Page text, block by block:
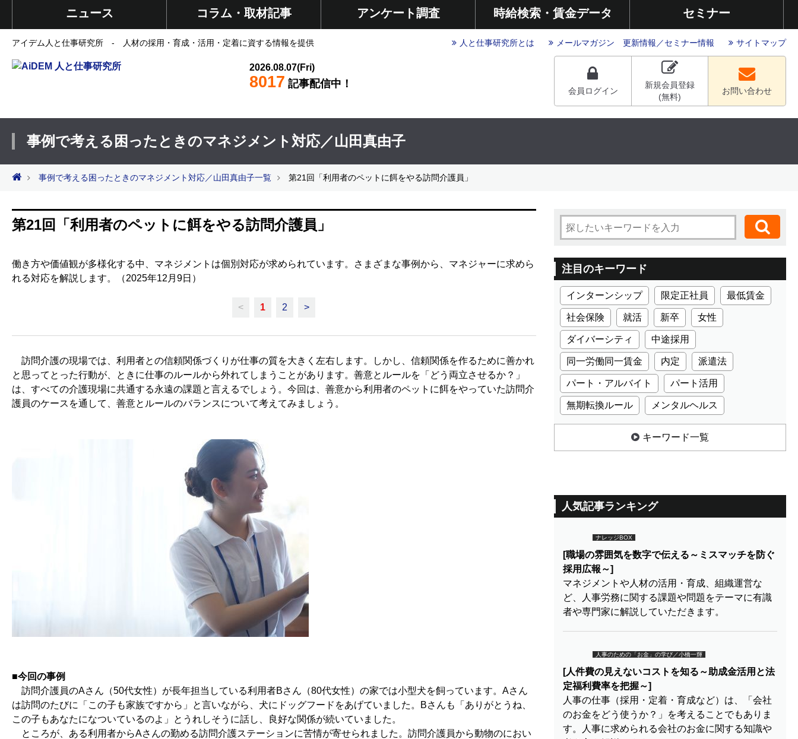
ニュース コラム・取材記事 アンケート調査 時給検索・賃金データ セミナー
アイデム人と仕事研究所 - 人材の採用・育成・活用・定着に資する情報を提供 人と仕事研究所とは メールマガジン 更新情報 ／セミナー情報 サイトマップ
2026.08.07(Fri)
8017 記事配信中！
会員ログイン
新規会員登録
(無料)
お問い合わせ
事例で考える困ったときのマネジメント対応／山田真由子
事例で考える困ったときのマネジメント対応／山田真由子一覧 第21回「利用者のペットに餌をやる訪問介護員」
第21回「利用者のペットに餌をやる訪問介護員」
働き方や価値観が多様化する中、マネジメントは個別対応が求められています。さまざまな事例から、マネジャーに求めら
れる対応を解説します。（2025年12月9日）
< 1 2 >
訪問介護の現場では、利用者との信頼関係づくりが仕事の質を大きく左右します。しかし、信頼関係を作るために善かれ
と思ってとった行動が、ときに仕事のルールから外れてしまうことがあります。善意とルールを「どう両立させるか？」
は、すべての介護現場に共通する永遠の課題と言えるでしょう。今回は、善意から利用者のペットに餌をやっていた訪問介
護員のケースを通して、善意とルールのバランスについて考えてみましょう。
■今回の事例
訪問介護員のAさん（50代女性）が長年担当している利用者Bさん（80代女性）の家では小型犬を飼っています。Aさん
は訪問のたびに「この子も家族ですから」と言いながら、犬にドッグフードをあげていました。Bさんも「ありがとうね、
この子もあなたになついているのよ」とうれしそうに話し、良好な関係が続いていました。
ところが、ある利用者からAさんの勤める訪問介護ステーションに苦情が寄せられました。訪問介護員から動物のにおい
注目のキーワード
インターンシップ 限定正社員 最低賃金
社会保険 就活 新卒 女性
ダイバーシティ 中途採用
同一労働同一賃金 内定 派遣法
パート・アルバイト パート活用
無期転換ルール メンタルヘルス
キーワード一覧
人気記事ランキング
ナレッジBOX
[職場の雰囲気を数字で伝える～ミスマッチを防ぐ
採用広報～]
マネジメントや人材の活用・育成、組織運営な
ど、人事労務に関する課題や問題をテーマに有識
者や専門家に解説していただきます。
人事のための「お金」の学び／小橋一輝
[人件費の見えないコストを知る～助成金活用と法
定福利費率を把握～]
人事の仕事（採用・定着・育成など）は、「会社
のお金をどう使うか？」を考えることでもありま
す。人事に求められる会社のお金に関する知識や